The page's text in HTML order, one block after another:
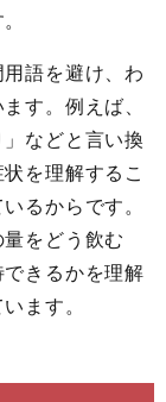
語を避け、わ
す。例えば、
」などと言い換
を理解するこ
るからです。
をどう飲む
きるかを理解
ます。